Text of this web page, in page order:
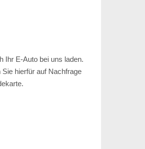
Ihr E-Auto bei uns laden.
hierfür auf Nachfrage